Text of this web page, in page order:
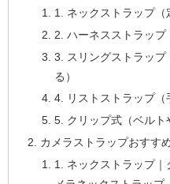
1. ネックストラップ（
2. ハーネスストラップ
3. スリングストラッ
る）
4. リストストラップ（
5. クリップ式（ベルト
カメラストラップおすす
1. ネックストラップ